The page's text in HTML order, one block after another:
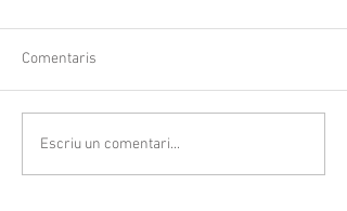
Comentaris
Escriu un comentari...